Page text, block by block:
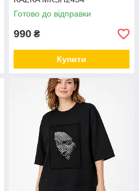
Готово до відправки
990 ₴
Купити